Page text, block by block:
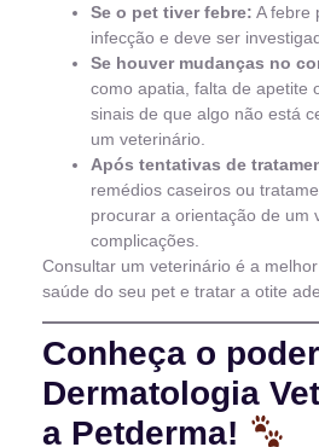
Se o pet tiver febre: A febre
infecção e deve ser
Se houver mudanças no
como apatia, falta de apetite
sinais de que algo não está
um veterinário.
Após tentativas de
remédios caseiros ou
procurar a orientação de um
complicações.
Consultar um veterinário é a
saúde do seu pet e tratar a otite
Conheça o
Dermatologia
a Petderma!